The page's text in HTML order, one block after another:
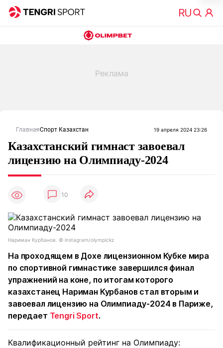
ГлавнаяСпорт Казахстан 19 апреля 2024 23:26
Казахстанский гимнаст завоевал
лицензию на Олимпиаду-2024
10
Нариман Курбанов. © instagram/olympickz
На проходящем в Дохе лицензионном Кубке мира
по спортивной гимнастике завершился финал
упражнений на коне, по итогам которого
казахстанец Нариман Курбанов стал вторым и
завоевал лицензию на Олимпиаду-2024 в Париже,
передает Tengri Sport.
Квалификационный рейтинг на Олимпиаду: